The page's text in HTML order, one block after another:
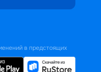
в предстоящих